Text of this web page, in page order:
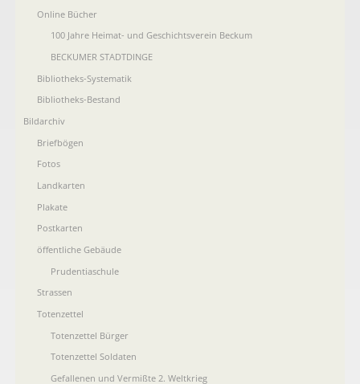
Online Bücher
100 Jahre Heimat- und Geschichtsverein Beckum
BECKUMER STADTDINGE
Bibliotheks-Systematik
Bibliotheks-Bestand
Bildarchiv
Briefbögen
Fotos
Landkarten
Plakate
Postkarten
öffentliche Gebäude
Prudentiaschule
Strassen
Totenzettel
Totenzettel Bürger
Totenzettel Soldaten
Gefallenen und Vermißte 2. Weltkrieg